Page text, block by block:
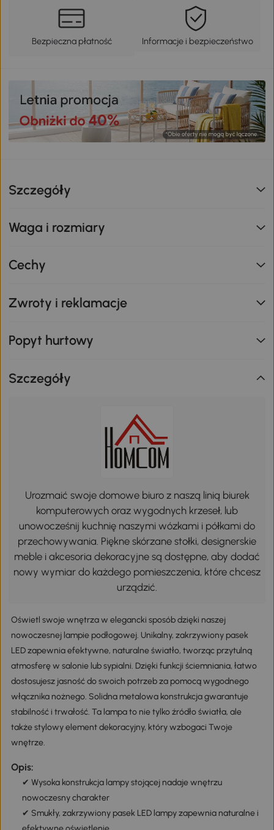
Bezpieczna płatność Informacje i bezpieczeństwo
Szczegóły
Waga i rozmiary
Cechy
Zwroty i reklamacje
Popyt hurtowy
Szczegóły
Urozmaić swoje domowe biuro z naszą linią biurek
komputerowych oraz wygodnych krzeseł, lub
unowocześnij kuchnię naszymi wózkami i półkami do
przechowywania. Piękne skórzane stołki, designerskie
meble i akcesoria dekoracyjne są dostępne, aby dodać
nowy wymiar do każdego pomieszczenia, które chcesz
urządzić.
Oświetl swoje wnętrza w elegancki sposób dzięki naszej
nowoczesnej lampie podłogowej. Unikalny, zakrzywiony pasek
LED zapewnia efektywne, naturalne światło, tworząc przytulną
atmosferę w salonie lub sypialni. Dzięki funkcji ściemniania, łatwo
dostosujesz jasność do swoich potrzeb za pomocą wygodnego
włącznika nożnego. Solidna metalowa konstrukcja gwarantuje
stabilność i trwałość. Ta lampa to nie tylko źródło światła, ale
także stylowy element dekoracyjny, który wzbogaci Twoje
wnętrze.
Opis:
✔ Wysoka konstrukcja lampy stojącej nadaje wnętrzu
nowoczesny charakter
✔ Smukły, zakrzywiony pasek LED lampy zapewnia naturalne i